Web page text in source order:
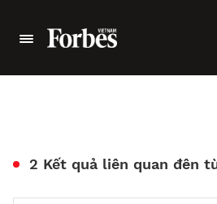
2 Kết quả liên quan đên